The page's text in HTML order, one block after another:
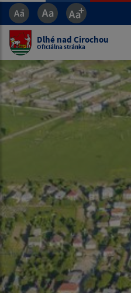
Dlhé nad Cirochou
Oficiálna stránka